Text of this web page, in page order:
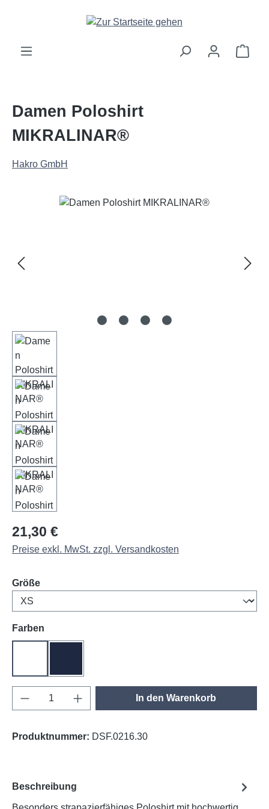
Zum Hauptinhalt springen
Damen Poloshirt
MIKRALINAR®
Hakro GmbH
Bildergalerie überspringen
Regulärer Preis:
21,30 €
Preise exkl. MwSt. zzgl. Versandkosten
Größeauswählen
Farben
Produkt Anzahl: Gib den gewünschten
In den Warenkorb
Produktnummer: DSF.0216.30
Beschreibung